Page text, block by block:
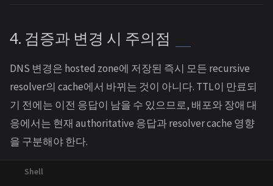
4. 검증과 변경 시 주의점
DNS 변경은 hosted zone에 저장된 즉시 모든 recursive
resolver의 cache에서 바뀌는 것이 아니다. TTL이 만료되
기 전에는 이전 응답이 남을 수 있으므로, 배포와 장애 대
응에서는 현재 authoritative 응답과 resolver cache 영향
을 구분해야 한다.